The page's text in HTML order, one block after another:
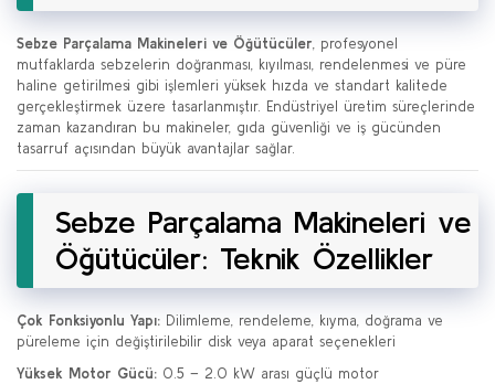
Sebze Parçalama Makineleri ve Öğütücüler , profesyonel
mutfaklarda sebzelerin doğranması, kıyılması, rendelenmesi ve püre
haline getirilmesi gibi işlemleri yüksek hızda ve standart kalitede
gerçekleştirmek üzere tasarlanmıştır. Endüstriyel üretim süreçlerinde
zaman kazandıran bu makineler, gıda güvenliği ve iş gücünden
tasarruf açısından büyük avantajlar sağlar.
Sebze Parçalama Makineleri ve
Öğütücüler: Teknik Özellikler
Çok Fonksiyonlu Yapı: Dilimleme, rendeleme, kıyma, doğrama ve
püreleme için değiştirilebilir disk veya aparat seçenekleri
Yüksek Motor Gücü: 0.5 – 2.0 kW arası güçlü motor